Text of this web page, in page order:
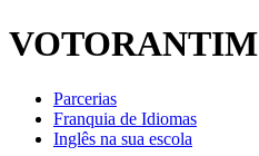
VOTORANTIM
Parcerias
Franquia de Idiomas
Inglês na sua escola